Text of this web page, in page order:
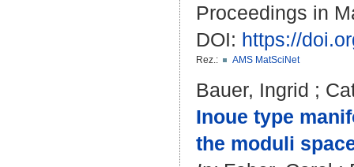
Proceedings in
DOI: https://
Rez.: AMS MatSciNet
Bauer, Ingrid ;
Inoue type
the moduli